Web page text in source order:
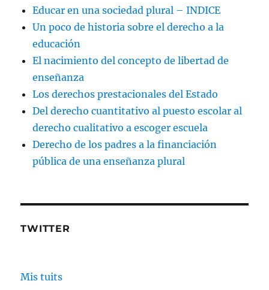
Educar en una sociedad plural – INDICE
Un poco de historia sobre el derecho a la
educación
El nacimiento del concepto de libertad de
enseñanza
Los derechos prestacionales del Estado
Del derecho cuantitativo al puesto escolar al
derecho cualitativo a escoger escuela
Derecho de los padres a la financiación
pública de una enseñanza plural
TWITTER
Mis tuits